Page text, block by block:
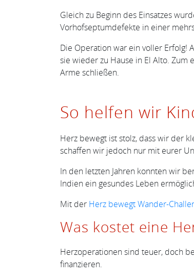
Gleich zu Beginn des Einsatzes
Vorhofseptumdefekte in einer
Die Operation war ein voller Erfolg!
sie wieder zu Hause in El Alto. Zum
Arme schließen.
So helfen wir
Herz bewegt ist stolz, dass wir der
schaffen wir jedoch nur mit eurer
In den letzten Jahren konnten wir
Indien ein gesundes Leben
Mit der Herz bewegt Wander-
Was kostet eine
Herzoperationen sind teuer, doch
finanzieren.